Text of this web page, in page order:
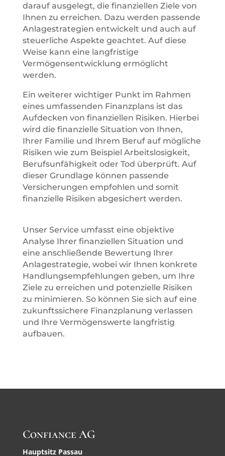
darauf ausgelegt, die finanziellen Ziele von
Ihnen zu erreichen. Dazu werden passende
Anlagestrategien entwickelt und auch auf
steuerliche Aspekte geachtet. Auf diese
Weise kann eine langfristige
Vermögensentwicklung ermöglicht
werden.
Ein weiterer wichtiger Punkt im Rahmen
eines umfassenden Finanzplans ist das
Aufdecken von finanziellen Risiken. Hierbei
wird die finanzielle Situation von Ihnen,
Ihrer Familie und Ihrem Beruf auf mögliche
Risiken wie zum Beispiel Arbeitslosigkeit,
Berufsunfähigkeit oder Tod überprüft. Auf
dieser Grundlage können passende
Versicherungen empfohlen und somit
finanzielle Risiken abgesichert werden.
Unser Service umfasst eine objektive
Analyse Ihrer finanziellen Situation und
eine anschließende Bewertung Ihrer
Anlagestrategie, wobei wir Ihnen konkrete
Handlungsempfehlungen geben, um Ihre
Ziele zu erreichen und potenzielle Risiken
zu minimieren. So können Sie sich auf eine
zukunftssichere Finanzplanung verlassen
und Ihre Vermögenswerte langfristig
aufbauen.
Confiance AG
Hauptsitz Passau